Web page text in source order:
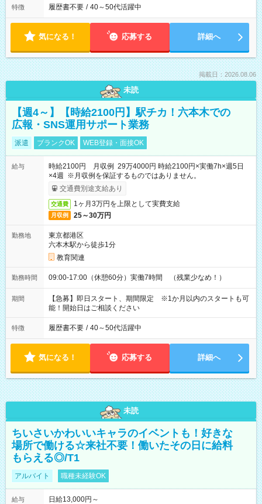
特徴 履歴書不要 / 40～50代活躍中
気になる！ 応募する 詳細へ
掲載日：2026.08.06
未読
【週4～】【時給2100円】駅チカ！六本木での
広報・SNS運用サポート業務
派遣 ブランクOK WEB登録・面接OK
給与
時給2100円 月収例 29万4000円 時給2100円×実働7h×週5日
×4週 ※月収例を保証するものではありません。
交通費別途支給あり
交通費 1ヶ月3万円を上限として実費支給
月収例 25～30万円
勤務地
東京都港区
六本木駅から徒歩1分
教育関連
勤務時間 09:00-17:00（休憩60分）実働7時間 （残業少なめ！）
期間
【急募】即日スタート、期間限定 ※1か月以内のスタートも可
能！開始日はご相談ください
特徴 履歴書不要 / 40～50代活躍中
気になる！ 応募する 詳細へ
未読
ちいさいかわいいキャラのイベントも！好きな
場所で働ける☆来社不要！働いたその日に給料
もらえる◎/T1
アルバイト 職種未経験OK
給与
日給13,000円～